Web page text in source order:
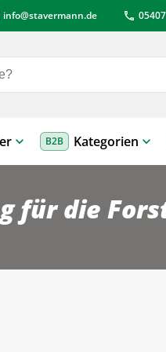
info@stavermann.de call
B2B Kategorien
für die